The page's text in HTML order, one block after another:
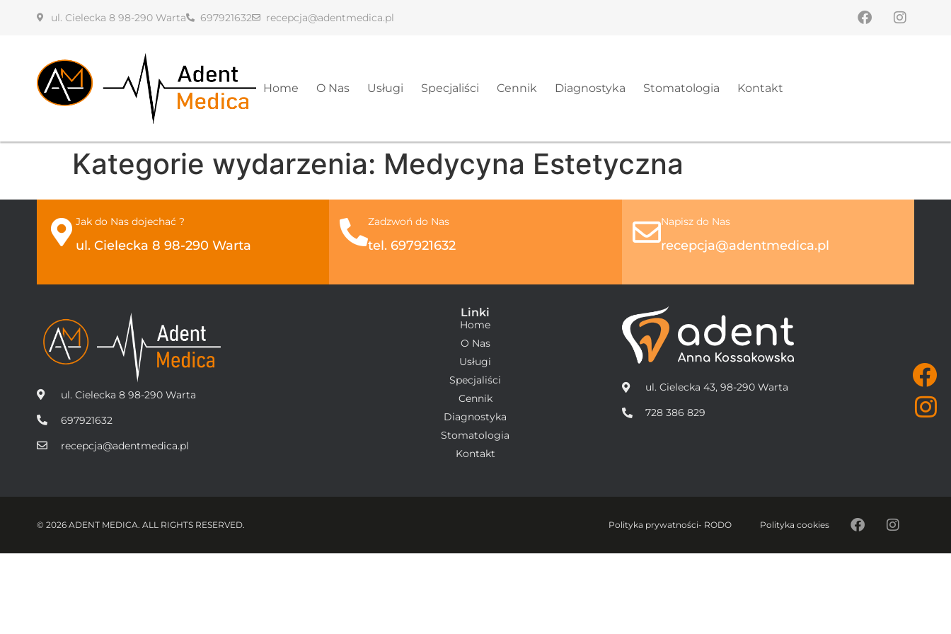
ul. Cielecka 8 98-290 Warta 697921632 recepcja@adentmedica.pl
Home O Nas Usługi Specjaliści Cennik Diagnostyka Stomatologia Kontakt
Kategorie wydarzenia: Medycyna Estetyczna
Jak do Nas dojechać ?
ul. Cielecka 8 98-290 Warta
Zadzwoń do Nas
tel. 697921632
Napisz do Nas
recepcja@adentmedica.pl
ul. Cielecka 8 98-290 Warta
697921632
recepcja@adentmedica.pl
Linki
Home
O Nas
Usługi
Specjaliści
Cennik
Diagnostyka
Stomatologia
Kontakt
ul. Cielecka 43, 98-290 Warta
728 386 829
© 2026 ADENT MEDICA. ALL RIGHTS RESERVED. Polityka prywatności- RODO Polityka cookies